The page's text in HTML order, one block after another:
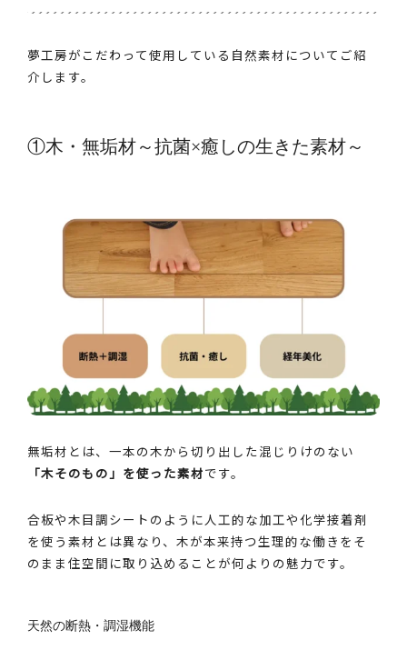
夢工房がこだわって使用している自然素材についてご紹
介します。
①木・無垢材～抗菌×癒しの生きた素材～
無垢材とは、一本の木から切り出した混じりけのない
「木そのもの」を使った素材です。
合板や木目調シートのように人工的な加工や化学接着剤
を使う素材とは異なり、木が本来持つ生理的な働きをそ
のまま住空間に取り込めることが何よりの魅力です。
天然の断熱・調湿機能